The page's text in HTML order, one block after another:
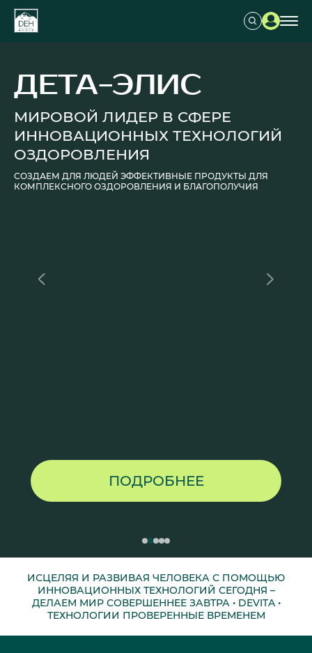
НЕЙРО-
ПРОФЕССОР
MLF
ВАШ ЦИФРОВОЙ НАСТАВНИК ПО
ПОДРОБНЕЕ
ИСЦЕЛЯЯ И РАЗВИВАЯ ЧЕЛОВЕКА С ПОМОЩЬЮ
ИННОВАЦИОННЫХ ТЕХНОЛОГИЙ СЕГОДНЯ –
ДЕЛАЕМ МИР СОВЕРШЕННЕЕ ЗАВТРА • DEVITA •
ТЕХНОЛОГИИ ПРОВЕРЕННЫЕ ВРЕМЕНЕМ